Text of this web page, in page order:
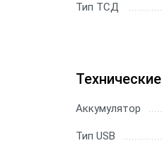
Тип ТСД
Технические
Аккумулятор
Тип USB